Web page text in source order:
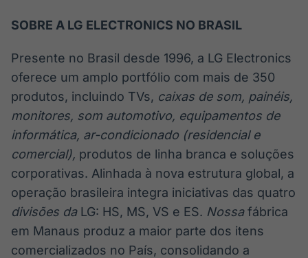
SOBRE A LG ELECTRONICS NO BRASIL
Presente no Brasil desde 1996, a LG Electronics
oferece um amplo portfólio com mais de 350
produtos, incluindo TVs, caixas de som, painéis,
monitores, som automotivo, equipamentos de
informática, ar-condicionado (residencial e
comercial), produtos de linha branca e soluções
corporativas. Alinhada à nova estrutura global, a
operação brasileira integra iniciativas das quatro
divisões daLG: HS, MS, VS e ES. Nossafábrica
em Manaus produz a maior parte dos itens
comercializados no País, consolidando a